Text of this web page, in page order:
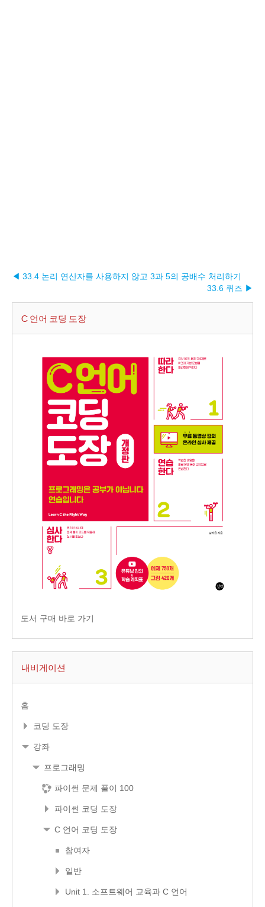
◀ 33.4 논리 연산자를 사용하지 않고 3과 5의 공배수 처리하기
33.6 퀴즈 ▶︎
C 언어 코딩 도장
도서 구매 바로 가기
내비게이션
홈
코딩 도장
강좌
프로그래밍
파이썬 문제 풀이 100
파이썬 코딩 도장
C 언어 코딩 도장
참여자
일반
Unit 1. 소프트웨어 교육과 C 언어